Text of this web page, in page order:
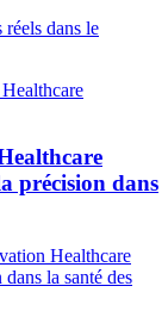
dans le
précision dans
Healthcare
la santé des